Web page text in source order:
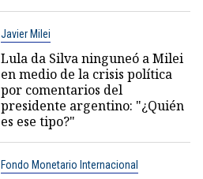
Javier Milei
Lula da Silva ninguneó a Milei
en medio de la crisis política
por comentarios del
presidente argentino: "¿Quién
es ese tipo?"
Fondo Monetario Internacional